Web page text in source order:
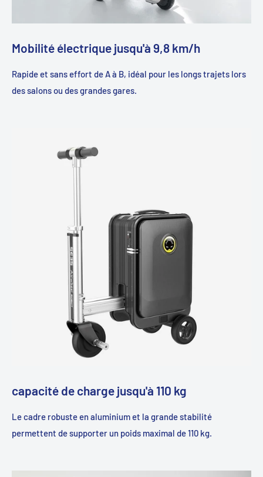
Mobilité électrique jusqu'à 9,8 km/h
Rapide et sans effort de A à B, idéal pour les longs trajets lors
des salons ou des grandes gares.
capacité de charge jusqu'à 110 kg
Le cadre robuste en aluminium et la grande stabilité
permettent de supporter un poids maximal de 110 kg.